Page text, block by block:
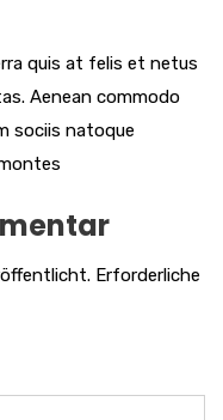
quis at felis et netus
Aenean commodo
sociis natoque
Erforderliche